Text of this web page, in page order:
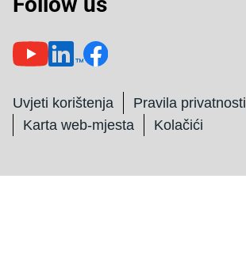
Uvjeti korištenja
Pravila privatnosti
Karta web-mjesta
Kolačići